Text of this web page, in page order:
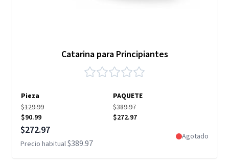
Catarina para Principiantes
Pieza
PAQUETE
$129.99
$90.99
$389.97
$272.97
Precio especial
$272.97
Precio habitual$389.97
Agotado